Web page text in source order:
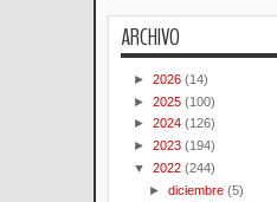
ARCHIVO
► 2026 (14)
► 2025 (100)
► 2024 (126)
► 2023 (194)
▼ 2022 (244)
►diciembre (5)